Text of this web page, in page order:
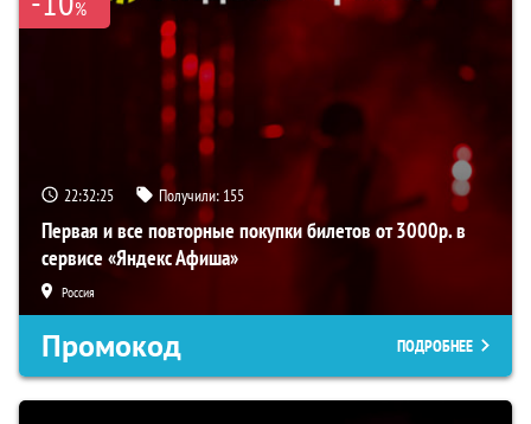
%
22:32:24 Получили: 155
Первая и все повторные покупки билетов от 3000р. в
сервисе «Яндекс Афиша»
Россия
Промокод ПОДРОБНЕЕ